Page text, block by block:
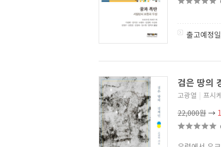
출고예정
검은 땅의
고광열 | 프시
22,000원→